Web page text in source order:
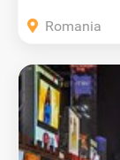
Romania